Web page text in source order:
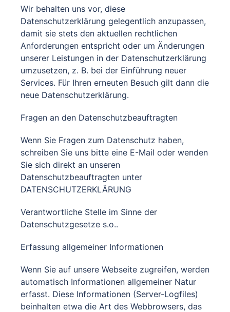
Wir behalten uns vor, diese
Datenschutzerklärung gelegentlich anzupassen,
damit sie stets den aktuellen rechtlichen
Anforderungen entspricht oder um Änderungen
unserer Leistungen in der Datenschutzerklärung
umzusetzen, z. B. bei der Einführung neuer
Services. Für Ihren erneuten Besuch gilt dann die
neue Datenschutzerklärung.
Fragen an den Datenschutzbeauftragten
Wenn Sie Fragen zum Datenschutz haben,
schreiben Sie uns bitte eine E-Mail oder wenden
Sie sich direkt an unseren
Datenschutzbeauftragten unter
DATENSCHUTZERKLÄRUNG
Verantwortliche Stelle im Sinne der
Datenschutzgesetze s.o..
Erfassung allgemeiner Informationen
Wenn Sie auf unsere Webseite zugreifen, werden
automatisch Informationen allgemeiner Natur
erfasst. Diese Informationen (Server-Logfiles)
beinhalten etwa die Art des Webbrowsers, das